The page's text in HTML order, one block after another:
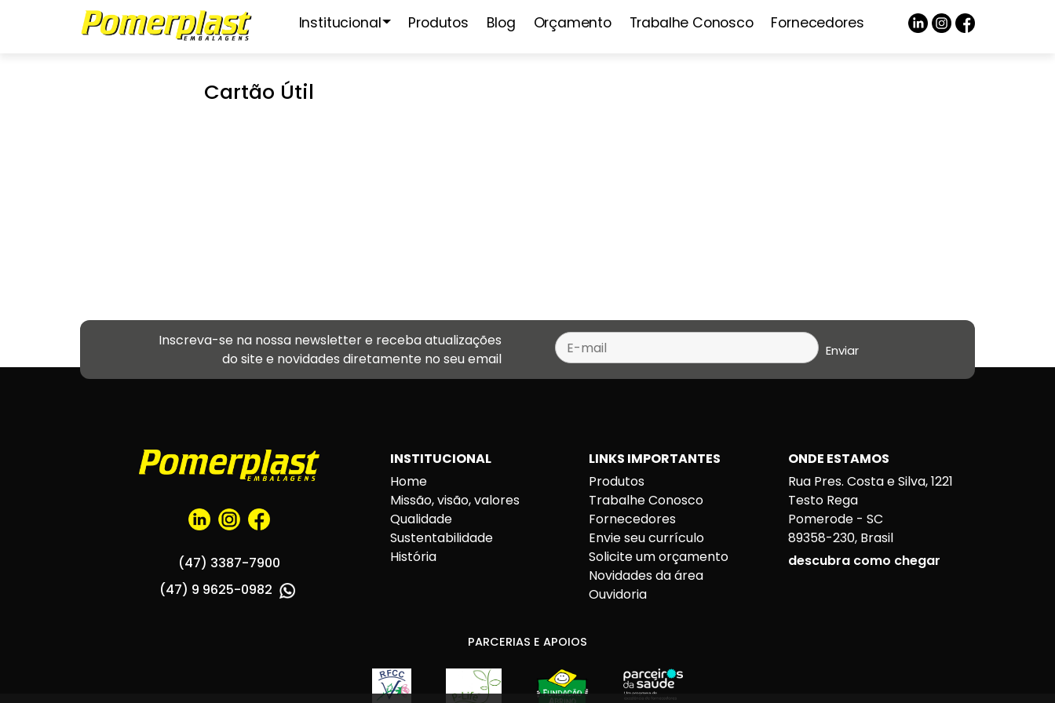
Institucional Produtos Blog Orçamento Trabalhe Conosco Fornecedores
Cartão Útil
Inscreva-se na nossa newsletter e receba atualizações
do site e novidades diretamente no seu email
(47) 3387-7900
(47) 9 9625-0982
INSTITUCIONAL
Home
Missão, visão, valores
Qualidade
Sustentabilidade
História
LINKS IMPORTANTES
Produtos
Trabalhe Conosco
Fornecedores
Envie seu currículo
Solicite um orçamento
Novidades da área
Ouvidoria
ONDE ESTAMOS
Rua Pres. Costa e Silva, 1221
Testo Rega
Pomerode - SC
89358-230, Brasil
descubra como chegar
PARCERIAS E APOIOS